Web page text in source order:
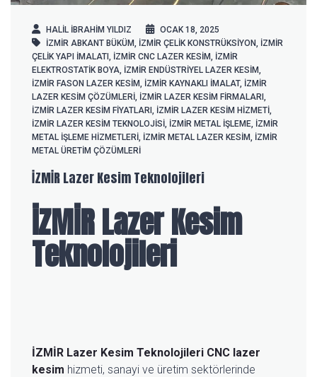
HALIL IBRAHIM YILDIZ
OCAK 18, 2025
İZMİR ABKANT BÜKÜM İZMİR ÇELIK KONSTRÜKSIYON İZMİR
ÇELIK YAPI IMALATI İZMİR CNC LAZER KESIM İZMİR
ELEKTROSTATIK BOYA İZMİR ENDÜSTRIYEL LAZER KESIM
İZMİR FASON LAZER KESIM İZMİR KAYNAKLI IMALAT, İZMİR
LAZER KESIM ÇÖZÜMLERI İZMİR LAZER KESIM FIRMALARI
İZMİR LAZER KESIM FIYATLARI İZMİR LAZER KESIM HIZMETI
İZMİR LAZER KESIM TEKNOLOJISI İZMİR METAL IŞLEME İZMİR
METAL IŞLEME HIZMETLERI İZMİR METAL LAZER KESIM İZMİR
METAL ÜRETIM ÇÖZÜMLERI
İZMİR Lazer Kesim Teknolojileri
İZMİR Lazer Kesim
Teknolojileri
İZMİR Lazer Kesim Teknolojileri CNC lazer
kesim hizmeti, sanayi ve üretim sektörlerinde